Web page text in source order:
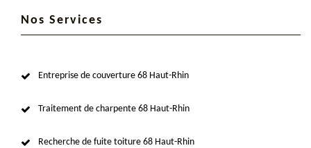
Nos Services
Entreprise de couverture 68 Haut-Rhin
Traitement de charpente 68 Haut-Rhin
Recherche de fuite toiture 68 Haut-Rhin